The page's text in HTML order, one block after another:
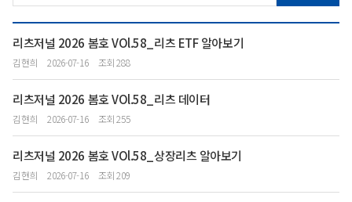
리츠저널 2026 봄호 VOl.58_리츠 ETF 알아보기
김현희 2026-07-16 조회 288
리츠저널 2026 봄호 VOl.58_리츠 데이터
김현희 2026-07-16 조회 255
리츠저널 2026 봄호 VOl.58_상장리츠 알아보기
김현희 2026-07-16 조회 209